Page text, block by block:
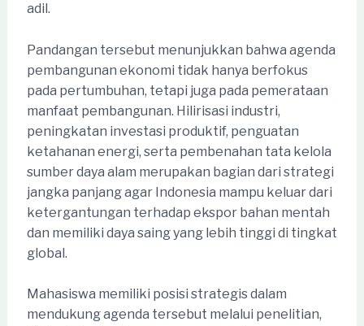
adil.
Pandangan tersebut menunjukkan bahwa agenda
pembangunan ekonomi tidak hanya berfokus
pada pertumbuhan, tetapi juga pada pemerataan
manfaat pembangunan. Hilirisasi industri,
peningkatan investasi produktif, penguatan
ketahanan energi, serta pembenahan tata kelola
sumber daya alam merupakan bagian dari strategi
jangka panjang agar Indonesia mampu keluar dari
ketergantungan terhadap ekspor bahan mentah
dan memiliki daya saing yang lebih tinggi di tingkat
global.
Mahasiswa memiliki posisi strategis dalam
mendukung agenda tersebut melalui penelitian,